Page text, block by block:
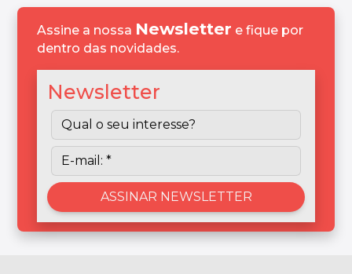
Assine a nossa Newsletter e fique por
dentro das novidades.
Newsletter